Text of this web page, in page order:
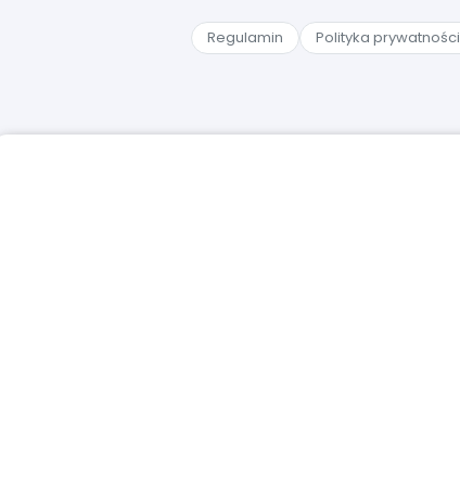
Regulamin Polityka prywatności